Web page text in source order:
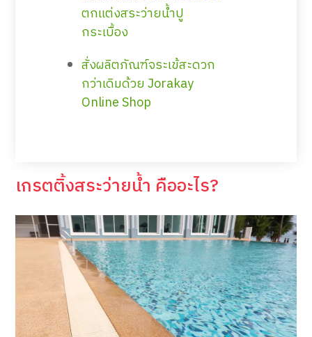
ตกแต่งสระว่ายน้ำปู
กระเบื้อง
สั่งผลิตภัณฑ์จระเข้สะดวก
กว่าเดิมด้วย Jorakay
Online Shop
เกรตติ้งสระว่ายน้ำ คืออะไร?